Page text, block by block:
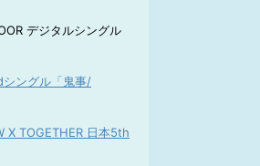
デジタルシングル
ングル「鬼事/
X TOGETHER 日本5th